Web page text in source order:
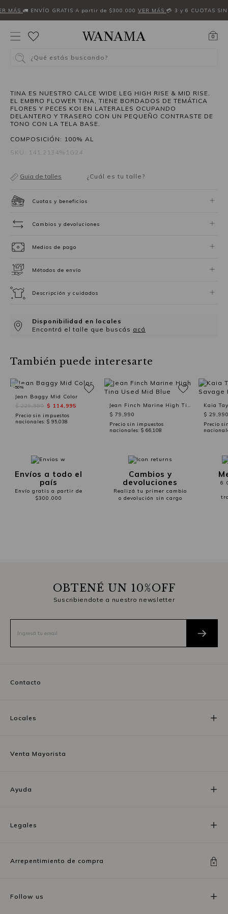
MÁS 🚛 ENVÍO GRATIS A partir de $300.000 VER MÁS 💳 3 y 6 CUOTAS SIN
0
¿Qué estás buscando?
TINA ES NUESTRO CALCE WIDE LEG HIGH RISE & MID RISE.
EL EMBRO FLOWER TINA, TIENE BORDADOS DE TEMÁTICA
FLORES Y PECES KOI EN LATERALES OCUPANDO
DELANTERO Y TRASERO CON UN PEQUEÑO CONTRASTE DE
TONO CON LA TELA BASE.
COMPOSICIÓN: 100% AL
SKU: 141.2134%1G24
Guia de talles ¿Cuál es tu talle?
Cuotas y beneficios
Cambios y devoluciones
Medios de pago
Métodos de envío
Descripción y cuidados
Disponibilidad en locales
Encontrá el talle que buscás acá
También puede interesarte
Jean Baggy Mid Color
$ 229,990 $ 114,995
Precio sin impuestos
nacionales: $ 95,038
-50%
$ 79,990
Precio sin impuestos
nacionales: $ 66,108
$
Precio
Envíos a todo el
país
Envío gratis a partir de
$300.000
Cambios y
devoluciones
Realizá tu primer cambio
o devolución sin cargo
6
OBTENÉ UN 10%OFF
Suscribiendote a nuestro newsletter
Contacto
Locales
Venta Mayorista
Ayuda
Legales
Arrepentimiento de compra
Follow us